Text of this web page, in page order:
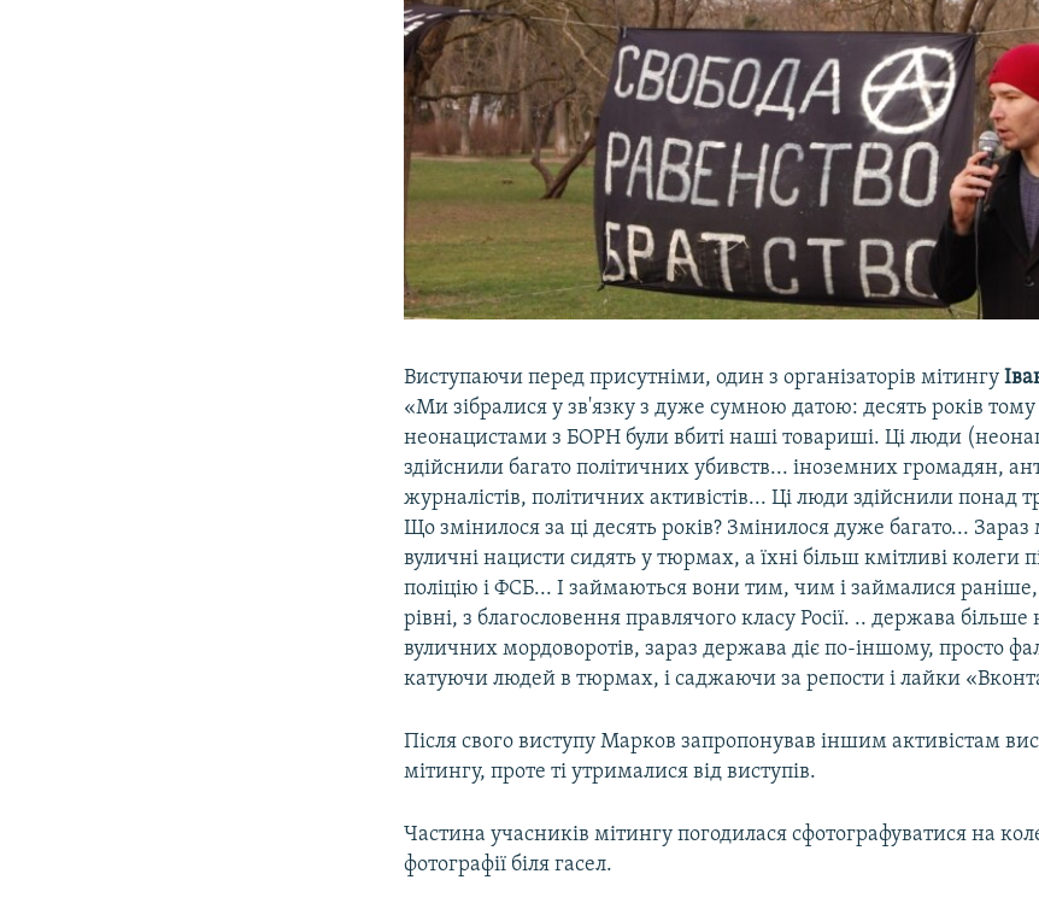
Виступаючи перед присутніми, один з організаторів мітингу
«Ми зібралися у зв'язку з дуже сумною датою: десять років
неонацистами з БОРН були вбиті наші товариші. Ці люди
здійснили багато політичних убивств... іноземних громадян,
журналістів, політичних активістів... Ці люди здійснили понад
Що змінилося за ці десять років? Змінилося дуже багато... Зараз
вуличні нацисти сидять у тюрмах, а їхні більш кмітливі колеги
поліцію і ФСБ... І займаються вони тим, чим і займалися
рівні, з благословення правлячого класу Росії. .. держава
вуличних мордоворотів, зараз держава діє по-іншому, просто
катуючи людей в тюрмах, і саджаючи за репости і лайки
Після свого виступу Марков запропонував іншим активістам
мітингу, проте ті утрималися від виступів.
Частина учасників мітингу погодилася сфотографуватися на
фотографії біля гасел.